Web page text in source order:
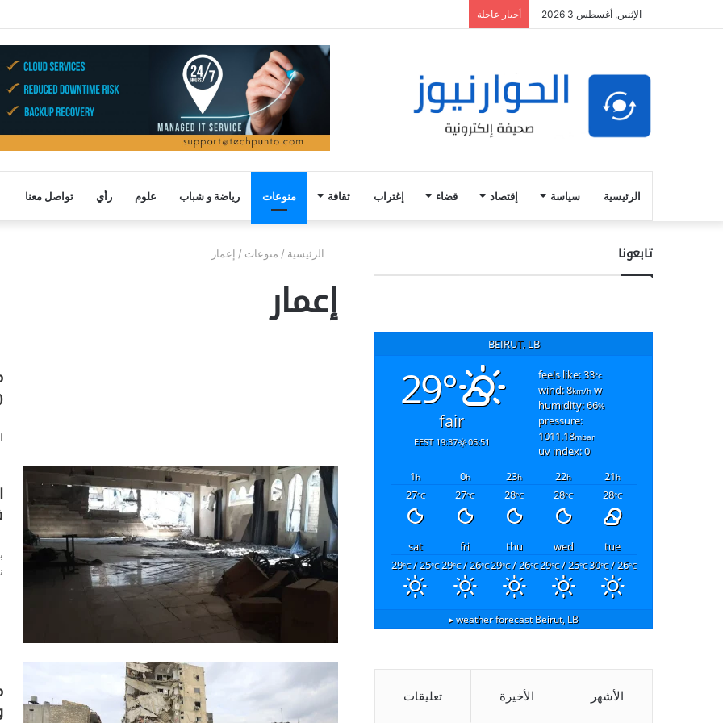
الإثنين, أغسطس 3 2026 أخبار عاجلة
الرئيسية سياسة إقتصاد قضاء إغتراب ثقافة منوعات رياضة و شباب علوم رأي تواصل معنا
الرئيسية / منوعات / إعمار
إعمار
تابعونا
BEIRUT, LB
29°
fair
05:51
19:37 EEST
feels like: 33°c
wind: 8km/hw
humidity: 66%
pressure:
1011.18mbar
uv index: 0
21h
22h
23h
0h
1h
28°C
28°C
28°C
27°C
27°C
tue
wed
thu
fri
sat
30°C/ 26°C
29°C/ 25°C
29°C/ 26°C
29°C/ 26°C
29°C/ 25°C
Beirut, LB
weather forecast ▸
الأشهر الأخيرة تعليقات